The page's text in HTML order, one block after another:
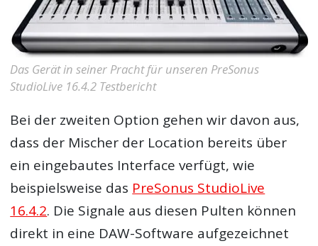
Das Gerät in seiner Pracht für unseren PreSonus
StudioLive 16.4.2 Testbericht
Bei der zweiten Option gehen wir davon aus,
dass der Mischer der Location bereits über
ein eingebautes Interface verfügt, wie
beispielsweise das PreSonus StudioLive
16.4.2. Die Signale aus diesen Pulten können
direkt in eine DAW-Software aufgezeichnet